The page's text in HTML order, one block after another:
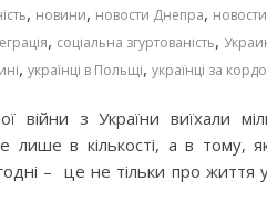
, новини, новости Днепра,
, соціальна згуртованість,
, українці в Польщі, українці за
війни з України виїхали
в кількості, а в тому,
– це не тільки про життя